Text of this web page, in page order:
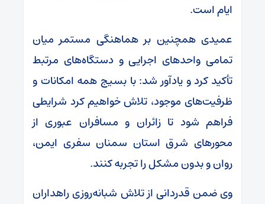
ایام است.
عمیدی همچنین بر هماهنگی مستمر میان
تمامی واحدهای اجرایی و دستگاه‌های مرتبط
تأکید کرد و یادآور شد: با بسیج همه امکانات و
ظرفیت‌های موجود، تلاش خواهیم کرد شرایطی
فراهم شود تا زائران و مسافران عبوری از
محورهای شرق استان سمنان سفری ایمن،
روان و بدون مشکل را تجربه کنند.
وی ضمن قدردانی از تلاش شبانه‌روزی راهداران